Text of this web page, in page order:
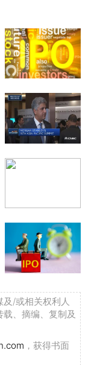
/或相关权利人
、摘编、复制及
，获得书面